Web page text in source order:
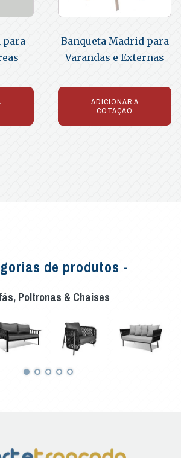
para
Banqueta Madrid para
Varandas e Externas
ADICIONAR À
COTAÇÃO
de produtos -
Poltronas & Chaises